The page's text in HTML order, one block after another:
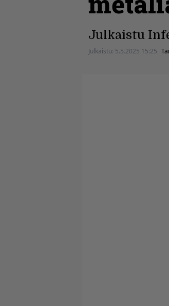
Julkaistu
Julkaistu: 5.5.2025 15:25